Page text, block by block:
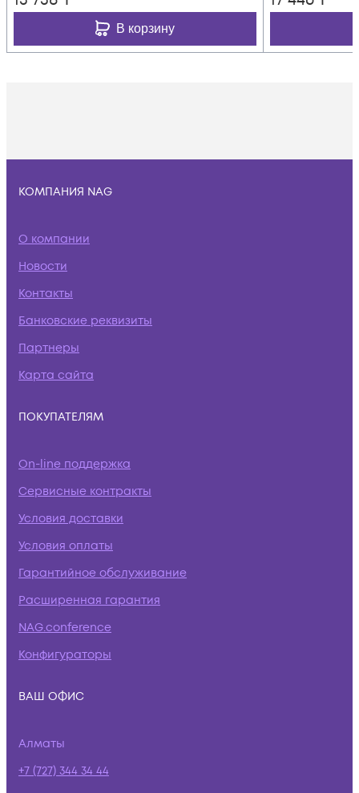
В корзину
КОМПАНИЯ NAG
О компании
Новости
Контакты
Банковские реквизиты
Партнеры
Карта сайта
ПОКУПАТЕЛЯМ
On-line поддержка
Сервисные контракты
Условия доставки
Условия оплаты
Гарантийное обслуживание
Расширенная гарантия
NAG.conference
Конфигураторы
ВАШ ОФИС
Алматы
+7 (727) 344 34 44